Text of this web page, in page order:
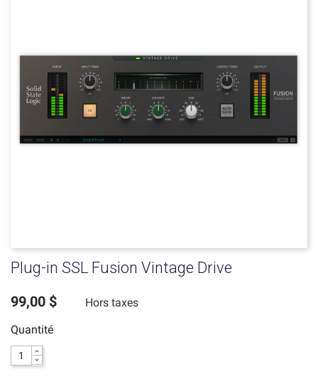
Plug-in SSL Fusion Vintage Drive
99,00 $
Hors taxes
Quantité